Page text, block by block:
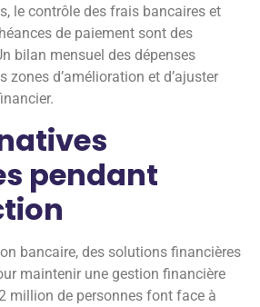
le contrôle des frais bancaires et
de paiement sont des
bilan mensuel des dépenses
zones d’amélioration et d’ajuster
pendant
bancaire, des solutions financières
maintenir une gestion financière
million de personnes font face à